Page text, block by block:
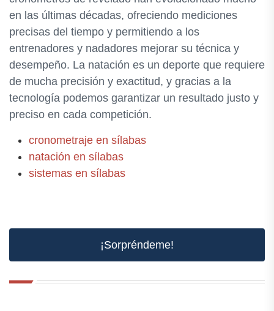
en las últimas décadas, ofreciendo mediciones
precisas del tiempo y permitiendo a los
entrenadores y nadadores mejorar su técnica y
desempeño. La natación es un deporte que requiere
de mucha precisión y exactitud, y gracias a la
tecnología podemos garantizar un resultado justo y
preciso en cada competición.
cronometraje en sílabas
natación en sílabas
sistemas en sílabas
¡Sorpréndeme!